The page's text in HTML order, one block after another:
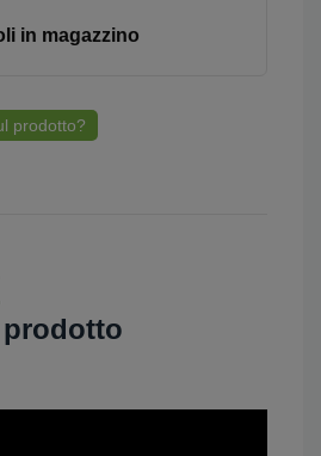
in magazzino
prodotto?